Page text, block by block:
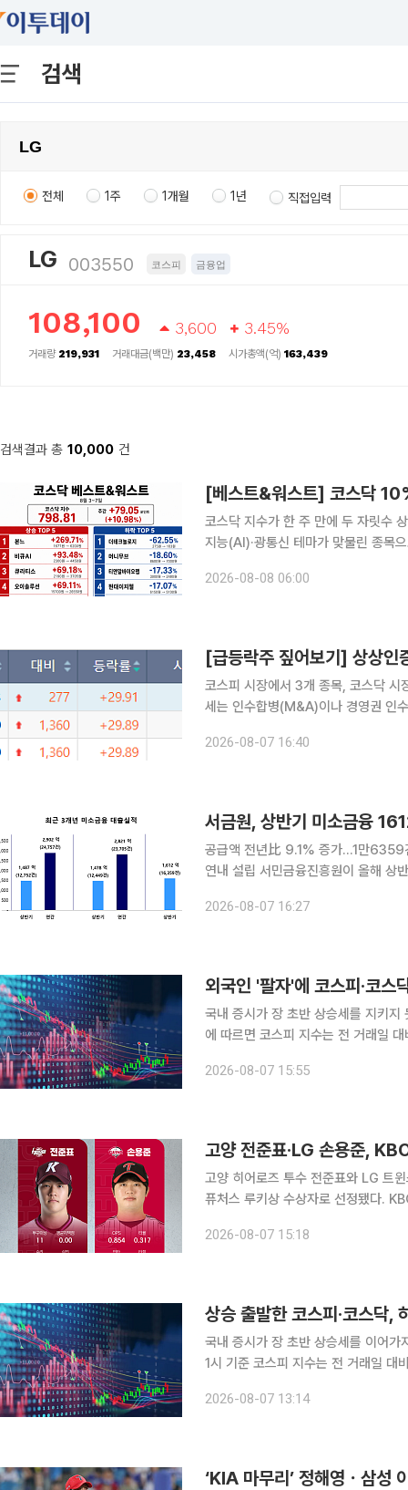
검색
전체 1주 1개월 1년 직접입력
LG 003550 코스피 금융업
108,100 3,600 3.45%
거래량 219,931 거래대금(백만) 23,458 시가총액(억) 163,439
검색결과 총 10,000 건
코스닥 지수가 한 주 만에 두 자릿수
지능(AI)·광통신 테마가 맞물린 종목
코스닥 지수는 전주 대비 79.05포인
2026-08-08 06:00
코스피 시장에서 3개 종목, 코스닥 시
세는 인수합병(M&A)이나 경영권 인수 등 호
상상인증권(1203원)은 2거래일 연속
2026-08-07 16:40
서금원, 상반기 미소금융
공급액 전년比 9.1% 증가…1만6359
연내 설립 서민금융진흥원이 올해 상반기 미소금융을 통해 영세 자영업자와 청년, 금융취약계층 등
으로 전년 동기(1478억5000만원)
2026-08-07 16:27
외국인 '팔자'에 코스피·코스
국내 증시가 장 초반 상승세를 지키지 못하
에 따르면 코스피 지수는 전 거래일
하락 전환했다. 장 막판 낙폭을 일부
2026-08-07 15:55
고양 전준표·LG 손용준,
고양 히어로즈 투수 전준표와 LG 트
퓨처스 루키상 수상자로 선정됐다. KBO는 7월 메디힐 퓨처스 루키상 투수 부문 수상자로 대체 선수
2026-08-07 15:18
상승 출발한 코스피·코스닥
국내 증시가 장 초반 상승세를 이어가지 못하고 하락
1시 기준 코스피 지수는 전 거래일
오르기도 했으나, 이내 하락 전환했다.
2026-08-07 13:14
‘KIA 마무리’ 정해영ㆍ삼성